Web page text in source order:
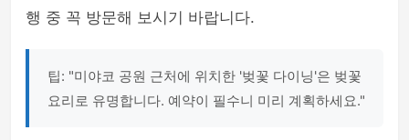
행 중 꼭 방문해 보시기 바랍니다.
팁: "미야코 공원 근처에 위치한 '벚꽃 다이닝'은 벚꽃
요리로 유명합니다. 예약이 필수니 미리 계획하세요."